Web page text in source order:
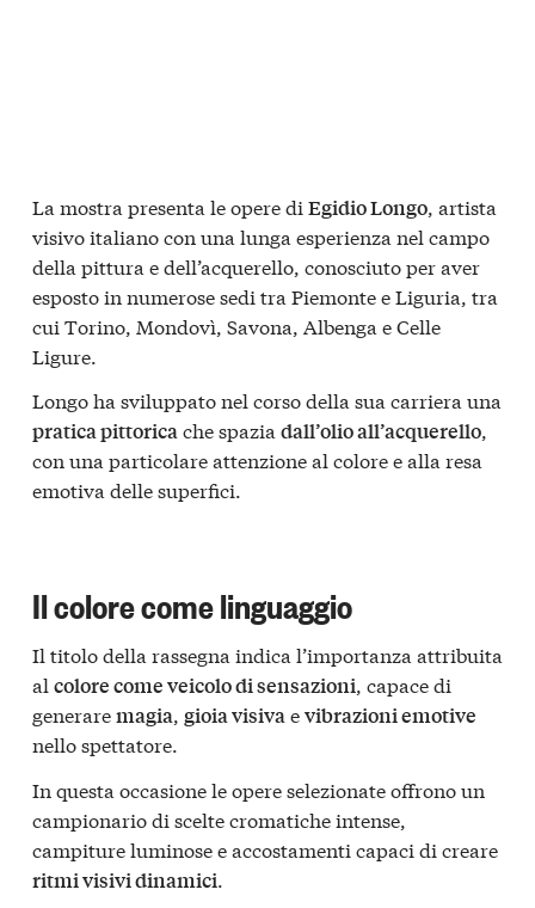
La mostra presenta le opere di Egidio Longo, artista
visivo italiano con una lunga esperienza nel campo
della pittura e dell’acquerello, conosciuto per aver
esposto in numerose sedi tra Piemonte e Liguria, tra
cui Torino, Mondovì, Savona, Albenga e Celle
Ligure.
Longo ha sviluppato nel corso della sua carriera una
pratica pittoricache spazia dall’olio all’acquerello,
con una particolare attenzione al colore e alla resa
emotiva delle superfici.
Il colore come linguaggio
Il titolo della rassegna indica l’importanza attribuita
al colore come veicolo di sensazioni, capace di
generaremagia, gioia visivaevibrazioni emotive
nello spettatore.
In questa occasione le opere selezionate offrono un
campionario di scelte cromatiche intense,
campiture luminose e accostamenti capaci di creare
ritmi visivi dinamici.